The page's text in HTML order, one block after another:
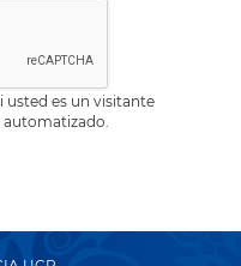
usted es un visitante
automatizado.